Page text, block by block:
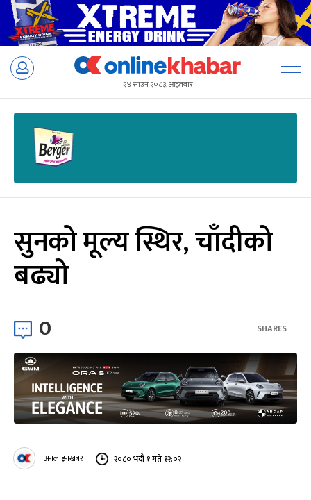
Skip
२४ साउन २०८३, आइतबार
सुनको मूल्य स्थिर, चाँदीको
बढ्यो
0 SHARES
अनलाइनखबर २०८० भदौ १ गते १२:०२